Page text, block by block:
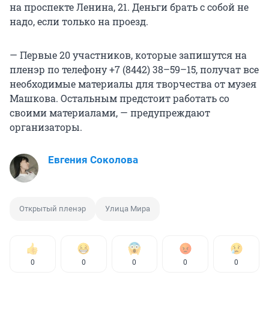
на проспекте Ленина, 21. Деньги брать с собой не
надо, если только на проезд.
— Первые 20 участников, которые запишутся на
пленэр по телефону +7 (8442) 38–59–15, получат все
необходимые материалы для творчества от музея
Машкова. Остальным предстоит работать со
своими материалами, — предупреждают
организаторы.
Евгения Соколова
Открытый пленэр Улица Мира
0 0 0 0 0